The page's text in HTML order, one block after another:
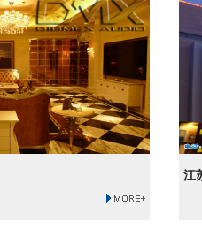
江